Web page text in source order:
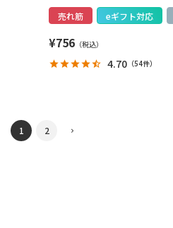
売れ筋 eギフト対応
¥756
4.70 （54件）
1 2